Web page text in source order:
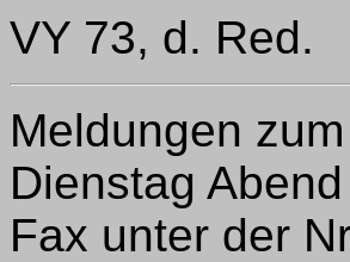
VY 73, d. Red.
Meldungen
Dienstag
Fax unter der